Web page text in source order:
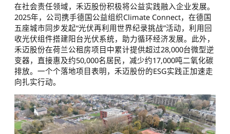
在社会责任领域，禾迈股份积极将公益实践融入企业发展。
2025年，公司携手德国公益组织Climate Connect，在德国
五座城市同步发起“光伏再利用世界纪录挑战”活动，利用回
收光伏组件搭建阳台光伏系统，助力循环经济发展。此外，
禾迈股份在荷兰公租房项目中累计提供超过28,000台微型逆
变器，直接惠及约50,000名居民，减少约17,000吨二氧化碳
排放。一个个落地项目表明，禾迈股份的ESG实践正加速走
向扎实行动。